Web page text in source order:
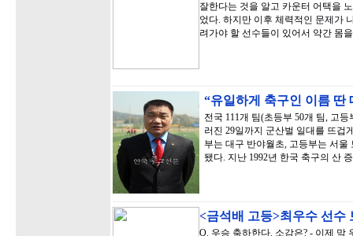
잘한다는 것을 알고 카운터 어택을
었다. 하지만 이후 체력적인 문제가
려가야 할 선수들이 있어서 약간 몸
“유일하게 축구인 이름 딴
전국 111개 팀(초등부 50개 팀, 고
러진 29일까지 군산벌 일대를 뜨겁
부는 대구 반야월초, 고등부는 서
됐다. 지난 1992년 한국 축구의 산
<금석배 고등>최우수 선수
Q. 우승 축하한다. 소감은? - 이제 막